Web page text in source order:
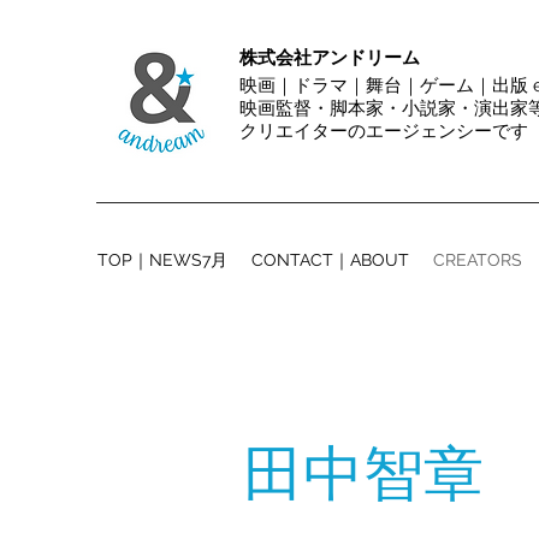
株式会社アンドリーム
映画｜ドラマ｜舞台｜ゲーム｜出版
映画監督・脚本家・小説家・演出家
クリエイターのエージェンシーです
TOP｜NEWS7月 CONTACT｜ABOUT CREATORS
田中智章